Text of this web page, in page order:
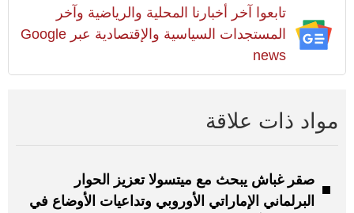
تابعوا آخر أخبارنا المحلية والرياضية وآخر
المستجدات السياسية والإقتصادية عبر Google
news
مواد ذات علاقة
صقر غباش يبحث مع ميتسولا تعزيز الحوار
البرلماني الإماراتي الأوروبي وتداعيات الأوضاع في